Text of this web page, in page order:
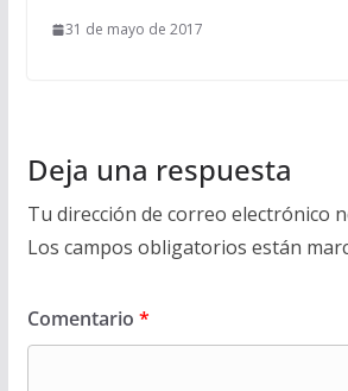
31 de mayo de 2017
Deja una respuesta
Tu dirección de correo electrónico
Los campos obligatorios están
Comentario *